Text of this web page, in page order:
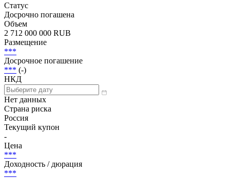
Статус
Досрочно погашена
Объем
2 712 000 000 RUB
Размещение
***
Досрочное погашение
*** (-)
НКД
Нет данных
Страна риска
Россия
Текущий купон
-
Цена
***
Доходность / дюрация
***